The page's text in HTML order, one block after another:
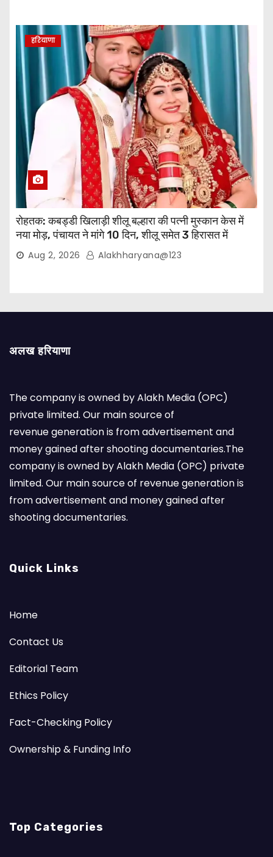
हरियाणा
रोहतक: कबड्डी खिलाड़ी शीलू बल्हारा की पत्नी मुस्कान केस में
नया मोड़, पंचायत ने मांगे 10 दिन, शीलू समेत 3 हिरासत में
Aug 2, 2026 Alakhharyana@123
अलख हरियाणा
The company is owned by Alakh Media (OPC)
private limited. Our main source of
revenue generation is from advertisement and
money gained after shooting documentaries.The
company is owned by Alakh Media (OPC) private
limited. Our main source of revenue generation is
from advertisement and money gained after
shooting documentaries.
Quick Links
Home
Contact Us
Editorial Team
Ethics Policy
Fact-Checking Policy
Ownership & Funding Info
Top Categories